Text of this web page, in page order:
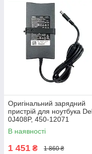
Оригінальний зарядний
пристрій для ноутбука
0J408P, 450-12071
В наявності
1 451 ₴ 1 860 ₴